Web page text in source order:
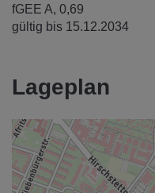
fGEE A, 0,69
gültig bis 15.12.2034
Lageplan